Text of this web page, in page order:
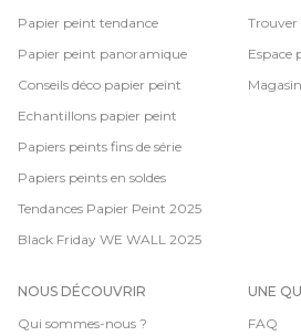
Papier peint tendance
Papier peint panoramique
Conseils déco papier peint
Echantillons papier peint
Papiers peints fins de série
Papiers peints en soldes
Tendances Papier Peint 2025
Black Friday WE WALL 2025
Espace
NOUS DÉCOUVRIR
Qui sommes-nous ?
UNE
FAQ